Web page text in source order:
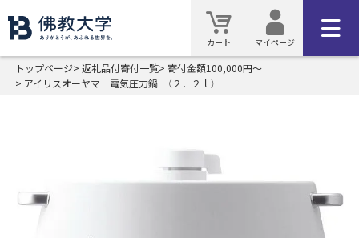
カート マイページ
トップページ 返礼品付寄付一覧
寄付金額100,000円～
アイリスオーヤマ 電気圧力鍋 （２．２ｌ）